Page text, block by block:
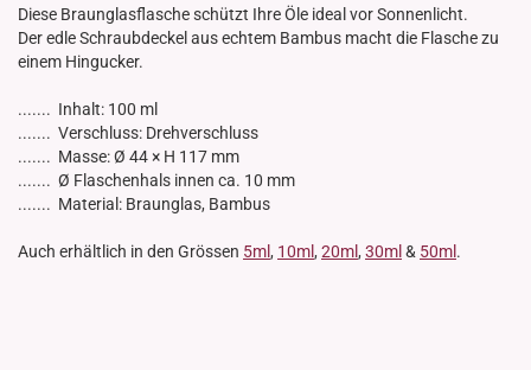
Diese Braunglasflasche schützt Ihre Öle ideal vor Sonnenlicht.
Der edle Schraubdeckel aus echtem Bambus macht die Flasche zu
einem Hingucker.
....... Inhalt: 100 ml
....... Verschluss: Drehverschluss
....... Masse: Ø 44 × H 117 mm
....... Ø Flaschenhals innen ca. 10 mm
....... Material: Braunglas, Bambus
Auch erhältlich in den Grössen 5ml, 10ml, 20ml, 30ml & 50ml .